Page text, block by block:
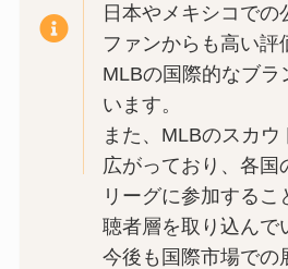
日本やメキシコでの
ファンからも高い評
MLBの国際的なブラ
います。
また、MLBのスカ
広がっており、各国
リーグに参加するこ
聴者層を取り込んで
今後も国際市場での